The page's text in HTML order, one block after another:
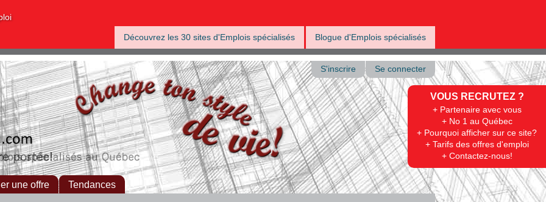
Découvrez les 30 sites d'Emplois spécialisés Blogue d'Emplois spécialisés
VOUS RECRUTEZ ?
+ Partenaire avec vous
+ No 1 au Québec
+ Pourquoi afficher sur ce site?
+ Tarifs des offres d'emploi
+ Contactez-nous!
S'inscrire Se connecter
une offre Tendances